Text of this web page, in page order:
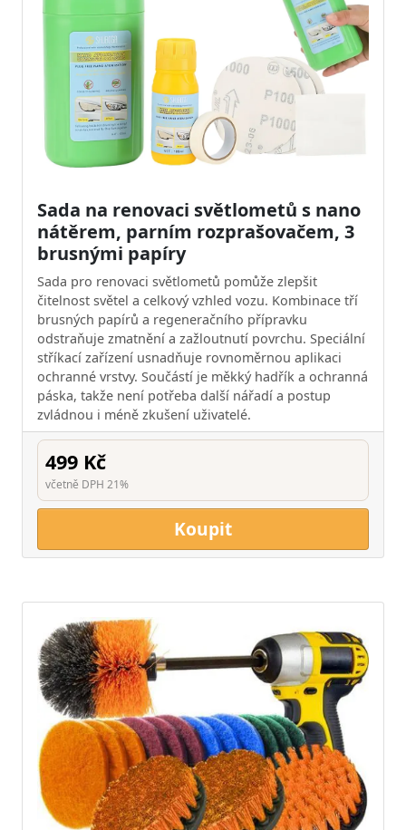
Sada na renovaci světlometů s nano
nátěrem, parním rozprašovačem, 3
brusnými papíry
Sada pro renovaci světlometů pomůže zlepšit
čitelnost světel a celkový vzhled vozu. Kombinace tří
brusných papírů a regeneračního přípravku
odstraňuje zmatnění a zažloutnutí povrchu. Speciální
stříkací zařízení usnadňuje rovnoměrnou aplikaci
ochranné vrstvy. Součástí je měkký hadřík a ochranná
páska, takže není potřeba další nářadí a postup
zvládnou i méně zkušení uživatelé.
499 Kč
včetně DPH 21%
Koupit